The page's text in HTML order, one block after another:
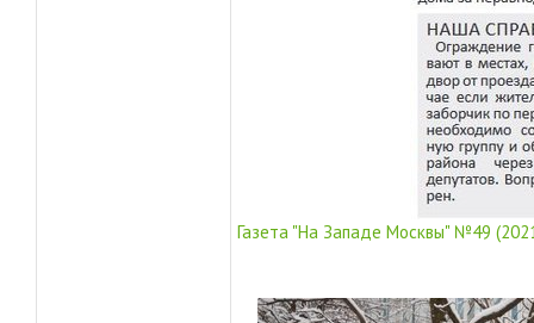
Газета "На Западе Москвы" №49